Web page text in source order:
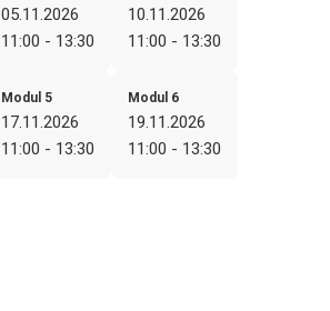
05.11.2026
11:00 - 13:30
10.11.2026
11:00 - 13:30
Modul 5
17.11.2026
11:00 - 13:30
Modul 6
19.11.2026
11:00 - 13:30